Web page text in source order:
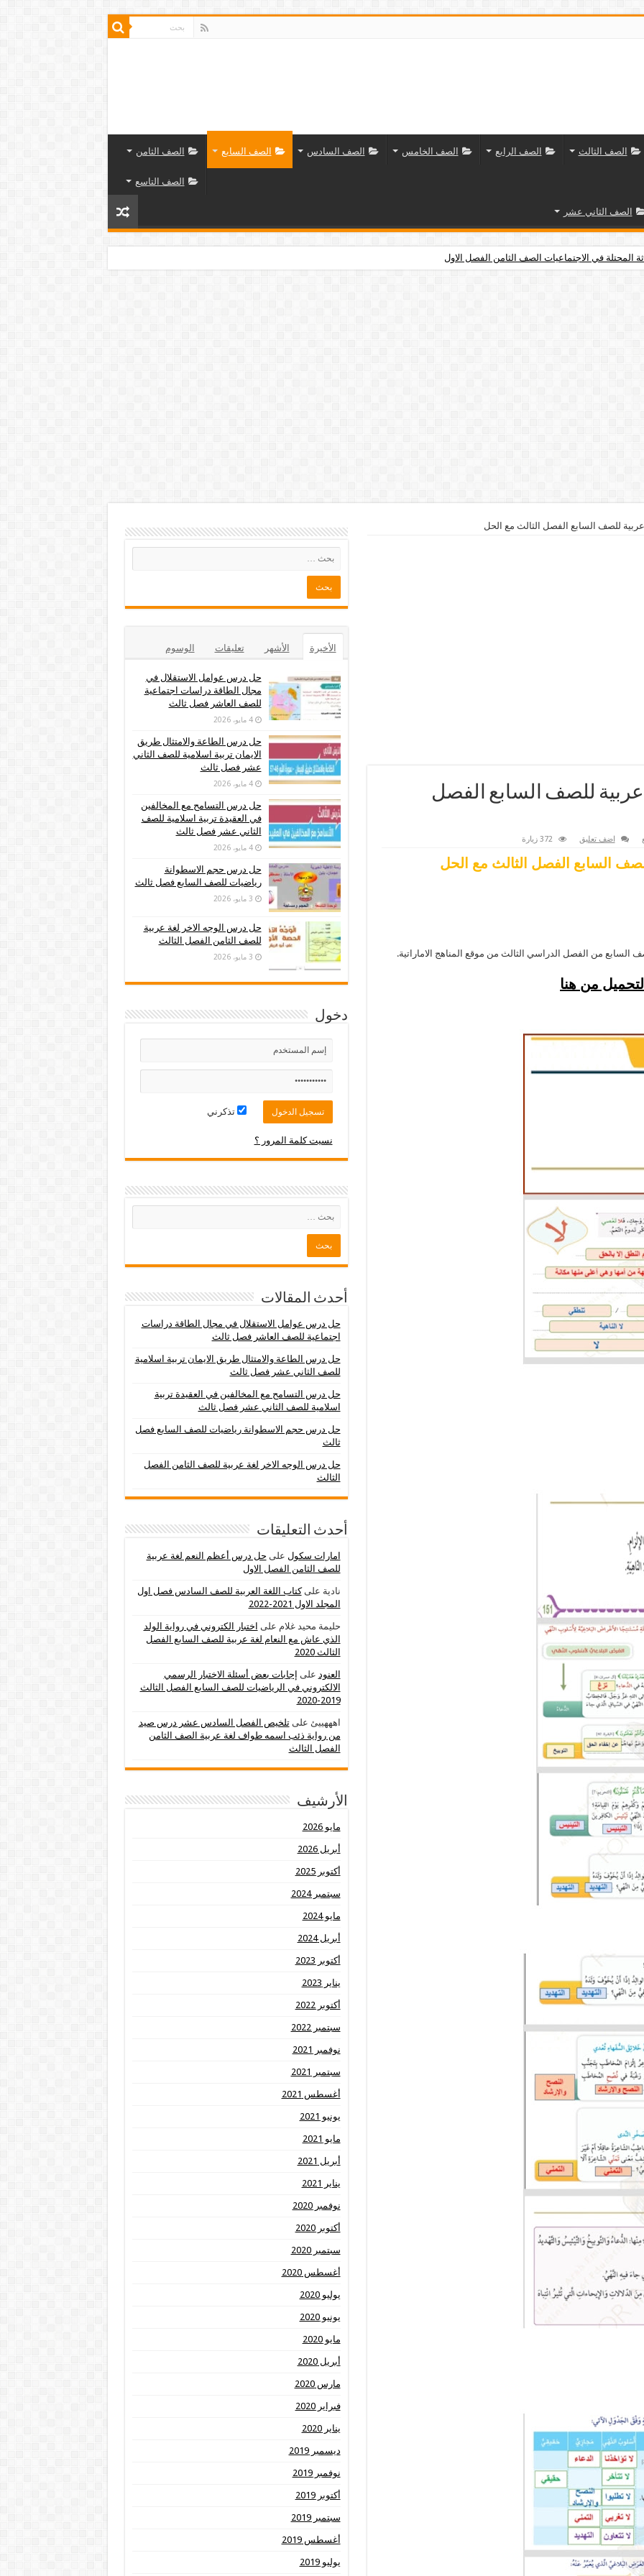
الصف الثالث الصف الرابع الصف الخامس الصف السادس الصف السابع الصف الثامن
الصف التاسع
الصف الثاني عشر
المحتلة في الاجتماعيات الصف الثامن الفصل الاول
للصف السابع الفصل الثالث مع الحل
للصف السابع الفصل
اضف تعليق 372 زيارة
السابع الفصل الثالث مع الحل
من الفصل الدراسي الثالث من موقع المناهج الاماراتية.
من هنا
الأخيرة الأشهر تعليقات الوسوم
حل درس عوامل الاستقلال في
مجال الطاقة دراسات اجتماعية
للصف العاشر فصل ثالث
4 مايو، 2026
حل درس الطاعة والامتثال طريق
الايمان تربية اسلامية للصف الثاني
عشر فصل ثالث
4 مايو، 2026
حل درس التسامح مع المخالفين
في العقيدة تربية اسلامية للصف
الثاني عشر فصل ثالث
4 مايو، 2026
حل درس حجم الاسطوانة
رياضيات للصف السابع فصل ثالث
3 مايو، 2026
حل درس الوجه الاخر لغة عربية
للصف الثامن الفصل الثالث
3 مايو، 2026
دخول
تذكرني
نسيت كلمة المرور ؟
أحدث المقالات
حل درس عوامل الاستقلال في مجال الطاقة دراسات
اجتماعية للصف العاشر فصل ثالث
حل درس الطاعة والامتثال طريق الايمان تربية اسلامية
للصف الثاني عشر فصل ثالث
حل درس التسامح مع المخالفين في العقيدة تربية
اسلامية للصف الثاني عشر فصل ثالث
حل درس حجم الاسطوانة رياضيات للصف السابع فصل
ثالث
حل درس الوجه الاخر لغة عربية للصف الثامن الفصل
الثالث
أحدث التعليقات
امارات سكول على حل درس أعظم النعم لغة عربية
للصف الثامن الفصل الاول
نادية علىكتاب اللغة العربية للصف السادس فصل اول
المجلد الاول 2021-2022
حليمة محيد غلام على اختبار الكتروني في رواية الولد
الذي عاش مع النعام لغة عربية للصف السابع الفصل
الثالث 2020
العنود على إجابات بعض أسئلة الاختبار الرسمي
الالكتروني في الرياضيات للصف السابع الفصل الثالث
2019-2020
اهههييئ علىتلخيص الفصل السادس عشر درس صيد
من رواية ذئب اسمه طواف لغة عربية الصف الثامن
الفصل الثالث
الأرشيف
مايو 2026
أبريل 2026
أكتوبر 2025
سبتمبر 2024
مايو 2024
أبريل 2024
أكتوبر 2023
يناير 2023
أكتوبر 2022
سبتمبر 2022
نوفمبر 2021
سبتمبر 2021
أغسطس 2021
يونيو 2021
مايو 2021
أبريل 2021
يناير 2021
نوفمبر 2020
أكتوبر 2020
سبتمبر 2020
أغسطس 2020
يوليو 2020
يونيو 2020
مايو 2020
أبريل 2020
مارس 2020
فبراير 2020
يناير 2020
ديسمبر 2019
نوفمبر 2019
أكتوبر 2019
سبتمبر 2019
أغسطس 2019
يوليو 2019